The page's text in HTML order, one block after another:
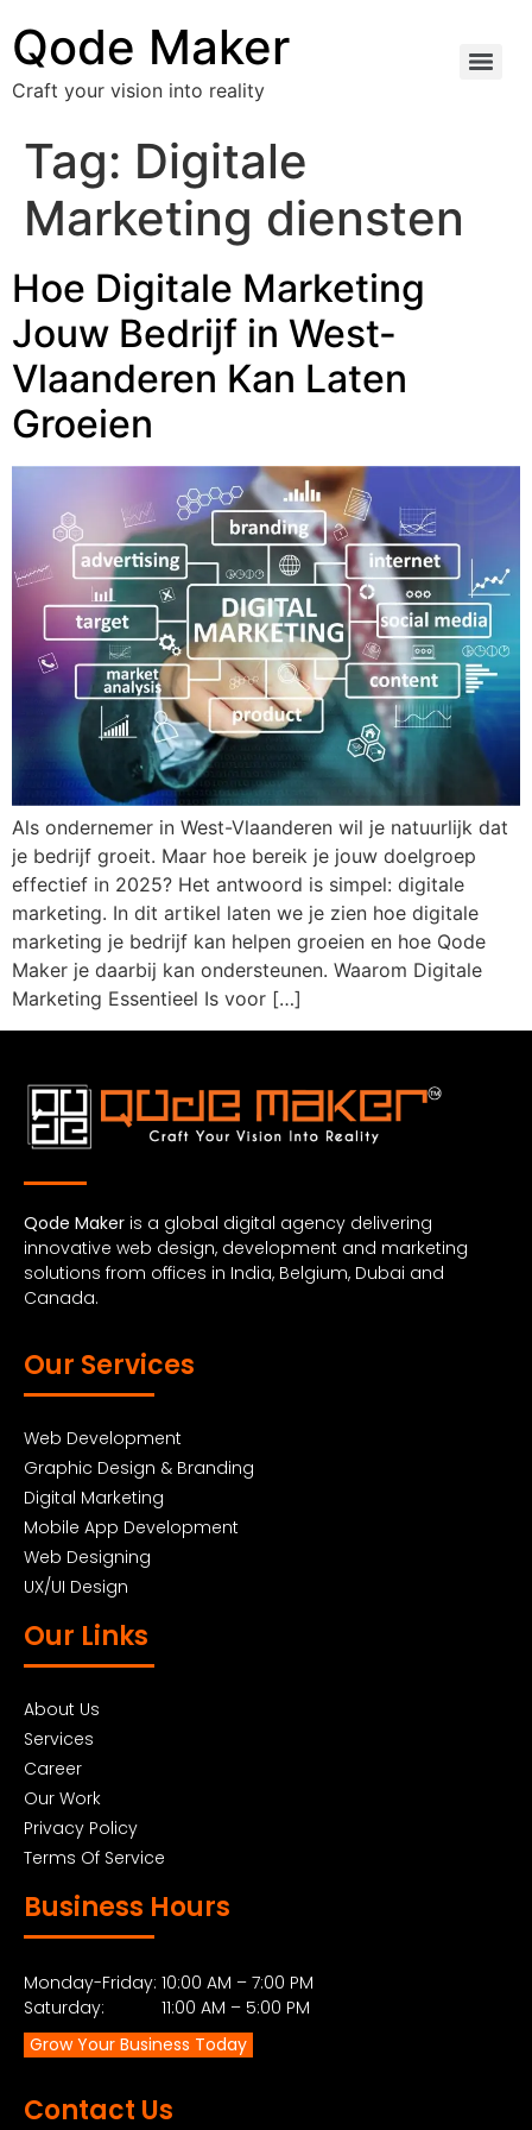
Qode Maker
Craft your vision into reality
Tag: Digitale
Marketing diensten
Hoe Digitale Marketing
Jouw Bedrijf in West-
Vlaanderen Kan Laten
Groeien
Als ondernemer in West-Vlaanderen wil je natuurlijk dat
je bedrijf groeit. Maar hoe bereik je jouw doelgroep
effectief in 2025? Het antwoord is simpel: digitale
marketing. In dit artikel laten we je zien hoe digitale
marketing je bedrijf kan helpen groeien en hoe Qode
Maker je daarbij kan ondersteunen. Waarom Digitale
Marketing Essentieel Is voor […]
Qode Maker is a global digital agency delivering
innovative web design, development and marketing
solutions from offices in India, Belgium, Dubai and
Canada.
Our Services
Web Development
Graphic Design & Branding
Digital Marketing
Mobile App Development
Web Designing
UX/UI Design
Our Links
About Us
Services
Career
Our Work
Privacy Policy
Terms Of Service
Business Hours
Monday-Friday: 10:00 AM – 7:00 PM
Saturday: 11:00 AM – 5:00 PM
Grow Your Business Today
Contact Us